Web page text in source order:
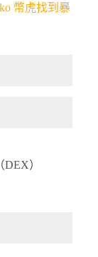
幣虎找到暴
）